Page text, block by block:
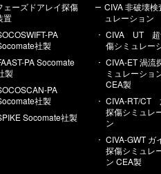
ェーズドアレイ探傷
置
PA
社製
PA Socomate
製
PA
社製
Socomate社製
CIVA 非破壊検
ュレーション
CIVA UT 超
傷シミュレー
CIVA-ET 渦流
ミュレーシ
CEA製
CIVA-RT/CT
探傷シミュレ
ン
CIVA-GWT ガ
探傷シミュレ
ン CEA製